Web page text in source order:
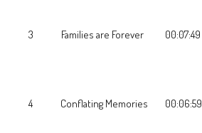
3 Families are Forever 00:07:49
4 Conflating Memories 00:06:59